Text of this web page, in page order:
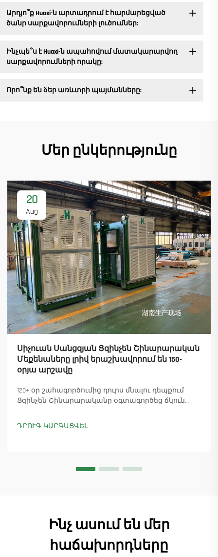
Արդյո՞ք Huaxi-ն արտադրում է հարմարեցված
ծանր սարքավորումների լուծումներ:
Ինչպե՞ս է Huaxi-ն ապահովում մատակարարվող
սարքավորումների որակը:
Որո՞նք են ձեր առևտրի պայմանները:
Մեր ընկերությունը
20
Aug
Սիչուան Սանցզյան Ցզինչեն Շինարարական
Մեքենաները լրիվ երաշխավորում են 150-
օրյա արշավը
120+ օր շահագործումից դուրս մնալու դեպքում
Ցզինչեն Շինարարականը օգտագործեց ճկուն
ապահովելով 18 աշտարակային ճանկային
տնտեսուղղիչների մատուցումը և ապահովելով
ԴՐՈՒԳ ԿԱՐԳԱՑՎԵԼ
Ինչ ասում են մեր
հաճախորդները